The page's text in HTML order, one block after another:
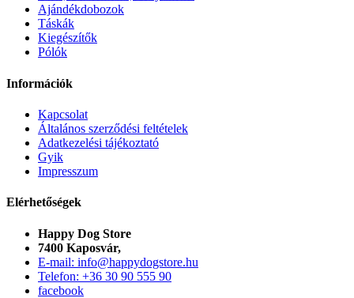
Ajándékdobozok
Táskák
Kiegészítők
Pólók
Információk
Kapcsolat
Általános szerződési feltételek
Adatkezelési tájékoztató
Gyik
Impresszum
Elérhetőségek
Happy Dog Store
7400 Kaposvár,
E-mail: info@happydogstore.hu
Telefon: +36 30 90 555 90
facebook